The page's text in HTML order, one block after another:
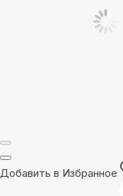
Добавить в Избранное